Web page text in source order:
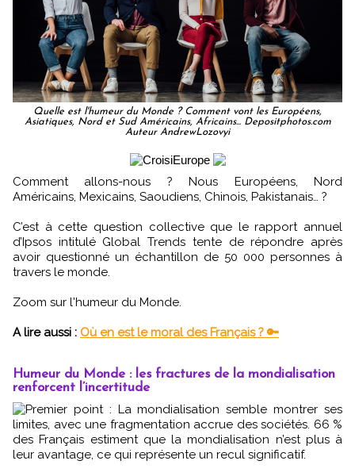
Quelle est l'humeur du Monde ? Comment vont les Européens,
Asiatiques, Nord et Sud Américains, Africains... Depositphotos.com
Auteur AndrewLozovyi
Comment allons-nous ? Nous Européens, Nord
Américains, Mexicains, Saoudiens, Chinois, Pakistanais… ?
C’est à cette question collective que le rapport annuel
d’Ipsos intitulé Global Trends tente de répondre après
avoir questionné un échantillon de 50 000 personnes à
travers le monde.
Zoom sur l'humeur du Monde.
A lire aussi : Où en est le moral des Français ? 🔑
Humeur du Monde : les fractures de la mondialisation
renforcent l’incertitude
Premier point : La mondialisation semble montrer ses
limites, avec une fragmentation accrue des sociétés. 66 %
des Français estiment que la mondialisation n’est plus à
leur avantage, ce qui représente un recul significatif.